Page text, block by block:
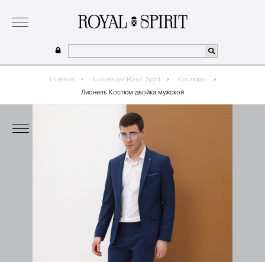
сотрудничество где купить
Главная Коллекция Royal Spirit
Костюмы
Лионель Костюм двойка мужской